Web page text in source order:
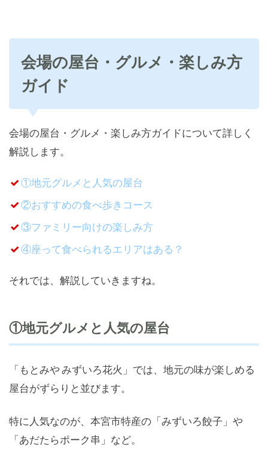
会場の屋台・グルメ・楽しみ方
ガイド
会場の屋台・グルメ・楽しみ方ガイドについて詳しく
解説します。
①地元グルメと人気の屋台
②おすすめの食べ歩きコース
③ファミリー向けの楽しみ方
④座って食べられるエリアはある？
それでは、解説していきますね。
①地元グルメと人気の屋台
「もとみや みずいろ花火」では、地元の味が楽しめる
屋台がずらりと並びます。
特に人気なのが、本宮市特産の「みずいろ餃子」や
「あだたらポーク串」など。